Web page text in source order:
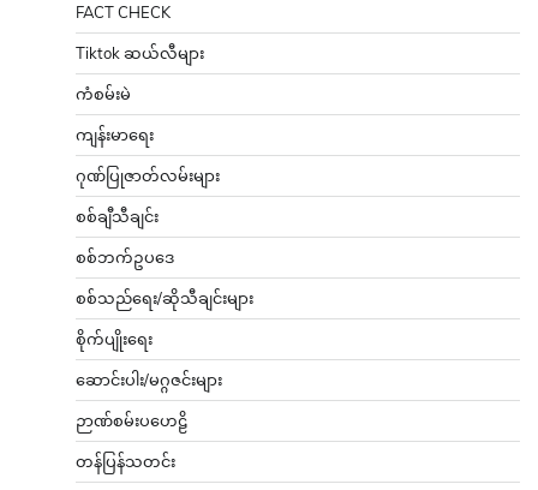
FACT CHECK
Tiktok ဆယ်လီများ
ကံစမ်းမဲ
ကျန်းမာရေး
ဂုဏ်ပြုဇာတ်လမ်းများ
စစ်ချီသီချင်း
စစ်ဘက်ဥပဒေ
စစ်သည်ရေး/ဆိုသီချင်းများ
စိုက်ပျိုးရေး
ဆောင်းပါး/မဂ္ဂဇင်းများ
ဉာဏ်စမ်းပဟေဠိ
တန်ပြန်သတင်း